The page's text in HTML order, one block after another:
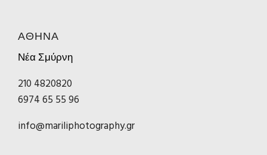
ΑΘΗΝΑ
Νέα Σμύρνη
210 4820820
6974 65 55 96
info@mariliphotography.gr